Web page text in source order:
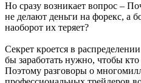
Но сразу возникает вопрос –
не делают деньги на форекс, а
наоборот их теряет?
Секрет кроется в
бы заработать нужно, чтобы кто
Поэтому разговоры о